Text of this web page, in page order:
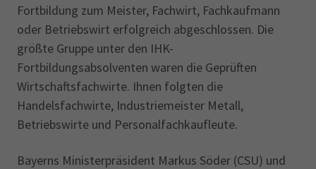
Fortbildung zum Meister, Fachwirt, Fachkaufmann
oder Betriebswirt erfolgreich abgeschlossen. Die
größte Gruppe unter den IHK-
Fortbildungsabsolventen waren die Geprüften
Wirtschafts­fachwirte. Ihnen folgten die
Handelsfachwirte, Industriemeister Metall,
Betriebswirte und Personalfachkaufleute.
Bayerns Ministerpräsident Markus Söder (CSU) und